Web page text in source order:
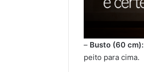
– Busto (60 cm):
peito para cima.